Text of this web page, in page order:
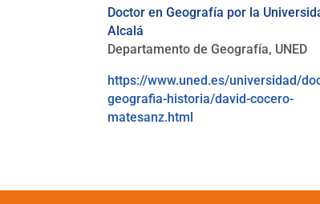
Doctor en Geografía por la
Alcalá
Departamento de Geografía, UNED
https://www.uned.es/universidad/
geografia-historia/david-cocero-
matesanz.html